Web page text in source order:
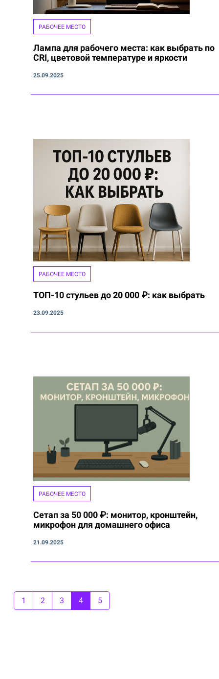
РАБОЧЕЕ МЕСТО
Лампа для рабочего места: как выбрать по
CRI, цветовой температуре и яркости
25.09.2025
РАБОЧЕЕ МЕСТО
ТОП-10 стульев до 20 000 ₽: как выбрать
23.09.2025
РАБОЧЕЕ МЕСТО
Сетап за 50 000 ₽: монитор, кронштейн,
микрофон для домашнего офиса
21.09.2025
1 2 3 4 5